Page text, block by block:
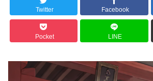
Twitter Facebook
Pocket LINE